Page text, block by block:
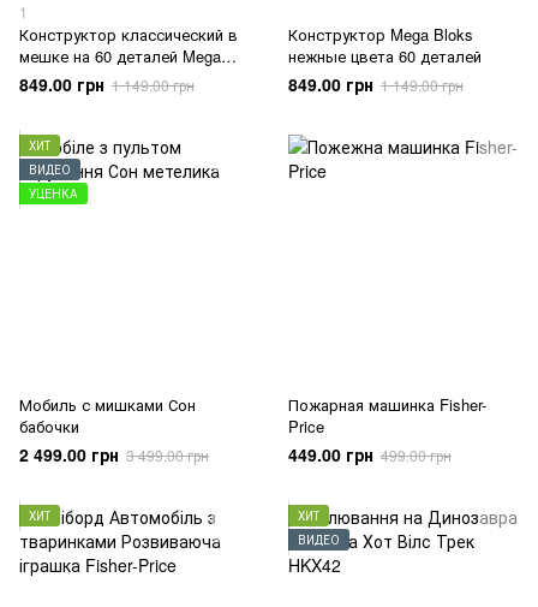
1
Конструктор классический в
мешке на 60 деталей Mega
Bloks
849.00 грн 1 149.00 грн
Конструктор Mega Bloks
нежные цвета 60 деталей
849.00 грн 1 149.00 грн
ХИТ
ВИДЕО
УЦЕНКА
Мобиль с мишками Сон
бабочки
2 499.00 грн 3 499.00 грн
Пожарная машинка Fisher-
Price
449.00 грн 499.00 грн
ХИТ
ХИТ
ВИДЕО